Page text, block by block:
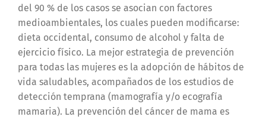
del 90 % de los casos se asocian con factores
medioambientales, los cuales pueden modificarse:
dieta occidental, consumo de alcohol y falta de
ejercicio físico. La mejor estrategia de prevención
para todas las mujeres es la adopción de hábitos de
vida saludables, acompañados de los estudios de
detección temprana (mamografía y/o ecografía
mamaria). La prevención del cáncer de mama es